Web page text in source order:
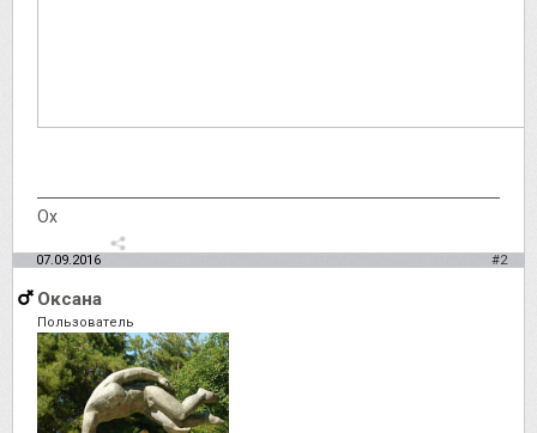
Ох
07.09.2016 #2
Оксана
Пользователь